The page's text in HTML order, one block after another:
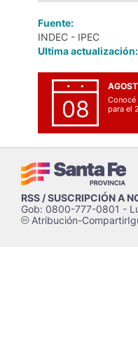
Fuente:
INDEC - IPEC
Ultima actualización:
08
para el
RSS / SUSCRIPCIÓN A
Gob: 0800-777-0801 -
cAtribución-